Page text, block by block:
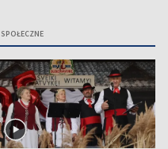
SPOŁECZNE